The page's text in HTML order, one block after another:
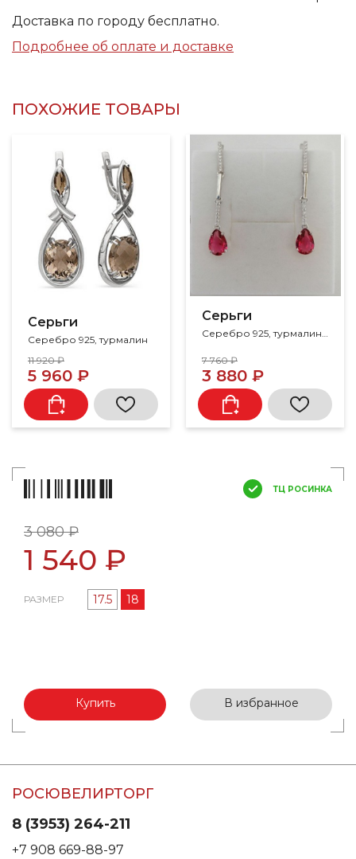
Доставка по городу бесплатно.
Подробнее об оплате и доставке
ПОХОЖИЕ ТОВАРЫ
Серьги
Серебро 925, турмалин
11 920 ₽
5 960 ₽
Серьги
7 760 ₽
3 880 ₽
ТЦ РОСИНКА
3 080 ₽
1 540 ₽
РАЗМЕР 17.5 18
Купить В избранное
РОСЮВЕЛИРТОРГ
8 (3953) 264-211
+7 908 669-88-97